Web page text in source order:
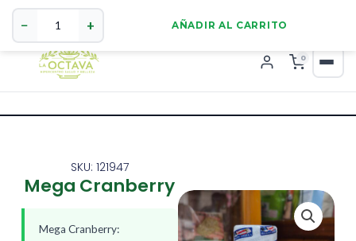
0
SKU: 121947
Mega Cranberry
Mega Cranberry:
Mega
Cranberry
cantidad
− + AÑADIR AL CARRITO